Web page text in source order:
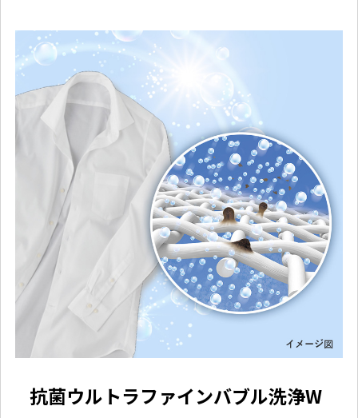
抗菌ウルトラファインバブル洗浄W